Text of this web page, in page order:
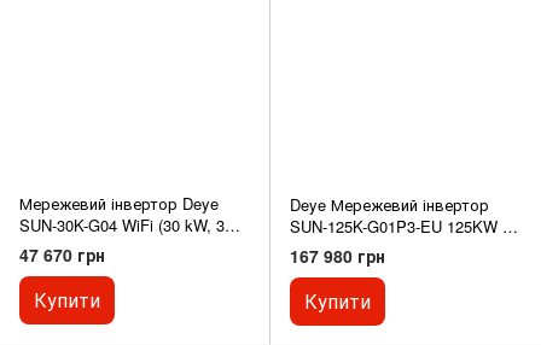
Мережевий інвертор Deye
SUN-30K-G04 WiFi (30 kW, 3
фази, 2 MPPT)
47 670 грн
Купити
Deye Мережевий інвертор
SUN-125K-G01P3-EU 125KW 8
MPPT
167 980 грн
Купити